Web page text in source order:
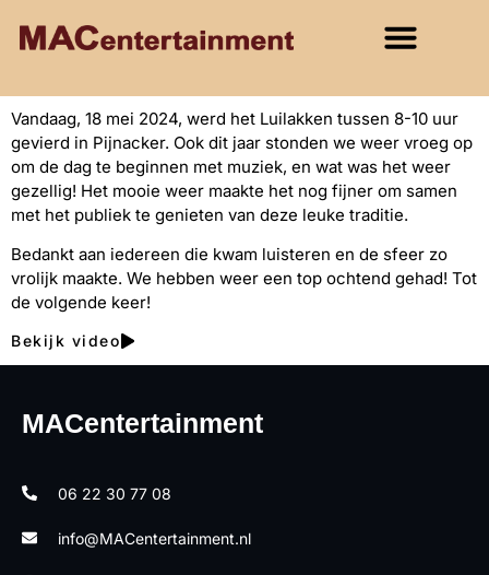
Vandaag, 18 mei 2024, werd het Luilakken tussen 8-10 uur
gevierd in Pijnacker. Ook dit jaar stonden we weer vroeg op
om de dag te beginnen met muziek, en wat was het weer
gezellig! Het mooie weer maakte het nog fijner om samen
met het publiek te genieten van deze leuke traditie.
Bedankt aan iedereen die kwam luisteren en de sfeer zo
vrolijk maakte. We hebben weer een top ochtend gehad! Tot
de volgende keer!
Bekijk video
MACentertainment
06 22 30 77 08
info@MACentertainment.nl